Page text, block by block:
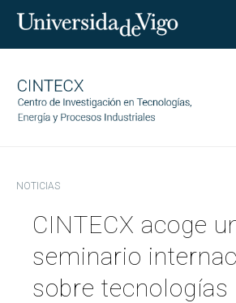
Investigación
Transferencia
Servicios
Ciencia y sociedad
NOTICIAS
CINTECX acoge
seminario
sobre tecnologías